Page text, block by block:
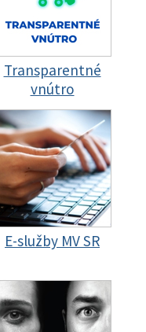
Transparentné
vnútro
E-služby MV SR